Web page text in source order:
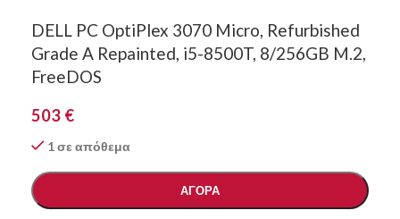
DELL PC OptiPlex 3070 Micro, Refurbished
Grade A Repainted, i5-8500T, 8/256GB M.2,
FreeDOS
503 €
1 σε απόθεμα
ΑΓΟΡΑ